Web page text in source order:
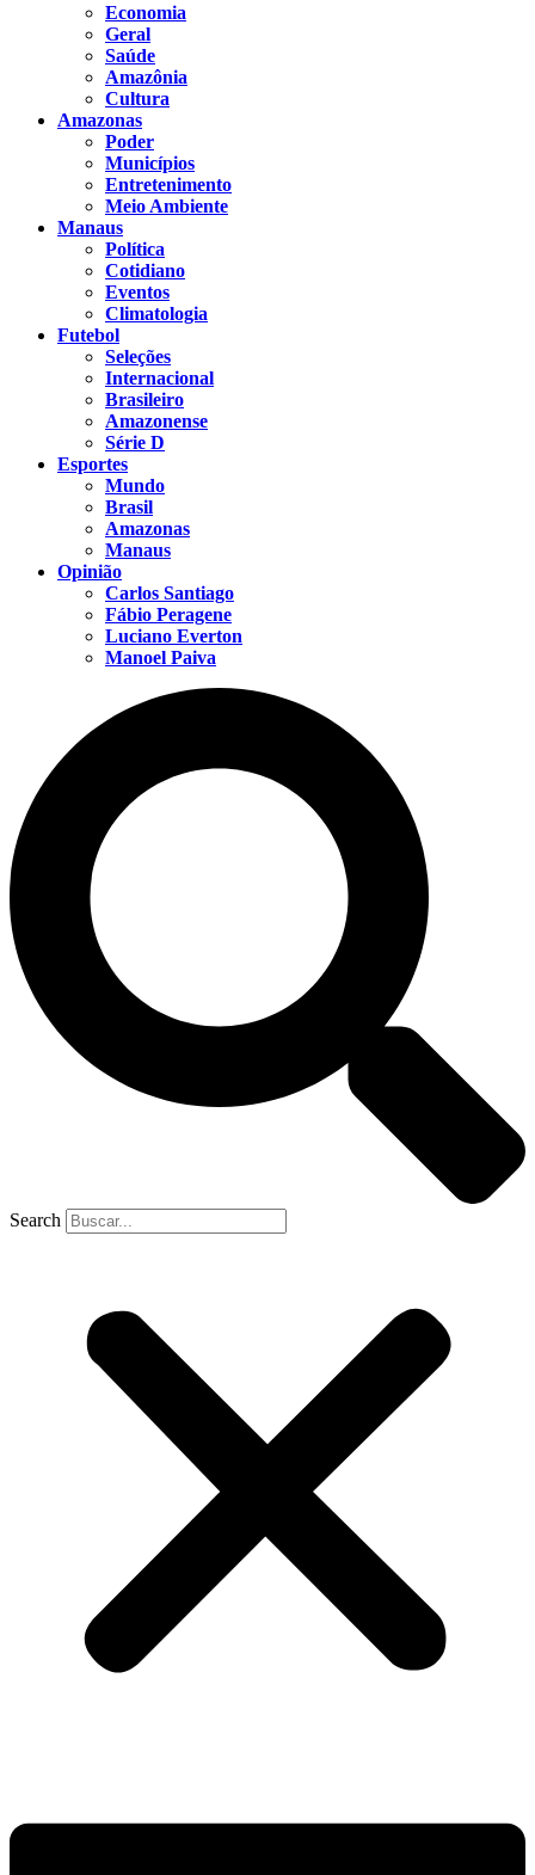
Economia
Geral
Saúde
Amazônia
Cultura
Amazonas
Poder
Municípios
Entretenimento
Meio Ambiente
Manaus
Política
Cotidiano
Eventos
Climatologia
Futebol
Seleções
Internacional
Brasileiro
Amazonense
Série D
Esportes
Mundo
Brasil
Amazonas
Manaus
Opinião
Carlos Santiago
Fábio Peragene
Luciano Everton
Manoel Paiva
Search